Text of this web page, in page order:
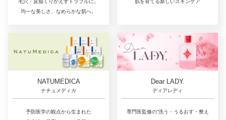
毛穴・皮脂くりかえすトラブルに。
均一な美しさ、なめらかな肌へ。
肌を育てる新しいスキンケア
NATUMEDICA
ナチュメディカ
予防医学の観点から生まれた
Dear LADY.
ディアレディ
専門医監修の“洗う・うるおす・整え